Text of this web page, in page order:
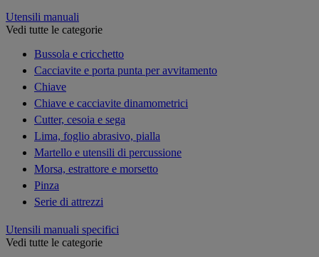
Utensili manuali
Vedi tutte le categorie
Bussola e cricchetto
Cacciavite e porta punta per avvitamento
Chiave
Chiave e cacciavite dinamometrici
Cutter, cesoia e sega
Lima, foglio abrasivo, pialla
Martello e utensili di percussione
Morsa, estrattore e morsetto
Pinza
Serie di attrezzi
Utensili manuali specifici
Vedi tutte le categorie